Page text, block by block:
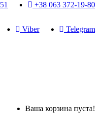
+38 063 372-19-80
Telegram
Viber
Ваша корзина пуста!